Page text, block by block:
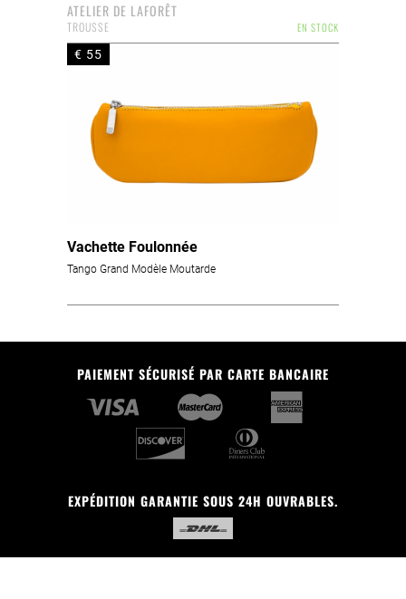
ATELIER DE LAFORÊT
EN STOCK
TROUSSE
€ 55
Vachette Foulonnée
Tango Grand Modèle Moutarde
PAIEMENT SÉCURISÉ PAR CARTE BANCAIRE
EXPÉDITION GARANTIE SOUS 24H OUVRABLES.